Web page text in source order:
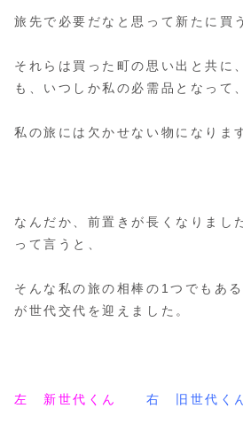
旅先で必要だなと思って新たに買
それらは買った町の思い出と共に
も、いつしか私の必需品となって、
私の旅には欠かせない物になりま
なんだか、前置きが長くなりまし
って言うと、
そんな私の旅の相棒の1つでもあ
が世代交代を迎えました。
左 新世代くん 右 旧世代く